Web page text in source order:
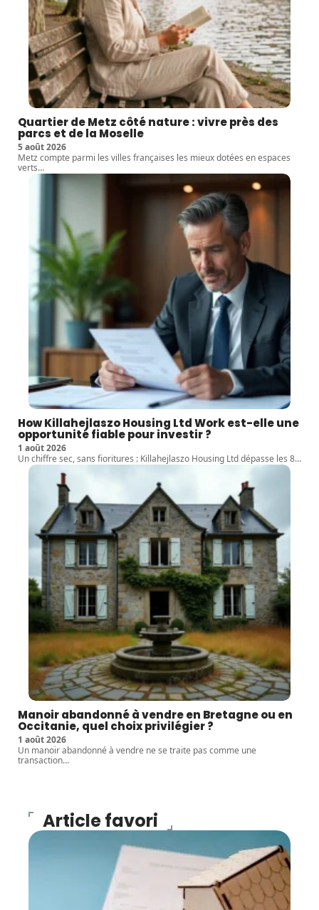
Quartier de Metz côté nature : vivre près des
parcs et de la Moselle
5 août 2026
Metz compte parmi les villes françaises les mieux dotées en espaces
verts…
How Killahejlaszo Housing Ltd Work est-elle une
opportunité fiable pour investir ?
1 août 2026
Un chiffre sec, sans fioritures : Killahejlaszo Housing Ltd dépasse les 8…
Manoir abandonné à vendre en Bretagne ou en
Occitanie, quel choix privilégier ?
1 août 2026
Un manoir abandonné à vendre ne se traite pas comme une
transaction…
Article favori